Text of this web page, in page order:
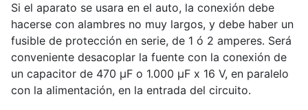
Si el aparato se usara en el auto, la conexión debe
hacerse con alambres no muy largos, y debe haber un
fusible de protección en serie, de 1 ó 2 amperes. Será
conveniente desacoplar la fuente con la conexión de
un capacitor de 470 µF o 1.000 µF x 16 V, en paralelo
con la alimentación, en la entrada del circuito.